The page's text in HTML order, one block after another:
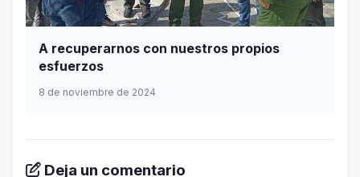
A recuperarnos con nuestros propios
esfuerzos
8 de noviembre de 2024
Deja un comentario